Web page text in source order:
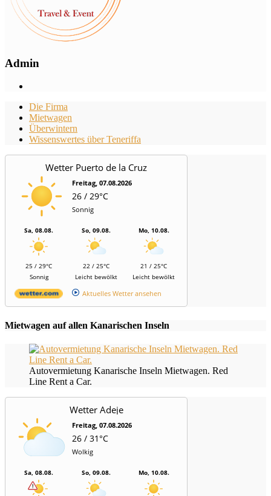
Admin
Die Firma
Mietwagen
Überwintern
Wissenswertes über Teneriffa
Wetter Puerto de la Cruz
Freitag, 07.08.2026
26 / 29°C
Sonnig
Sa, 08.08.
25 / 29°C
Sonnig
So, 09.08.
22 / 25°C
Leicht bewölkt
Mo, 10.08.
21 / 25°C
Leicht bewölkt
Aktuelles Wetter ansehen
Mietwagen auf allen Kanarischen Inseln
Autovermietung Kanarische Inseln Mietwagen. Red
Line Rent a Car.
Wetter Adeje
Freitag, 07.08.2026
26 / 31°C
Wolkig
Sa, 08.08. So, 09.08. Mo, 10.08.